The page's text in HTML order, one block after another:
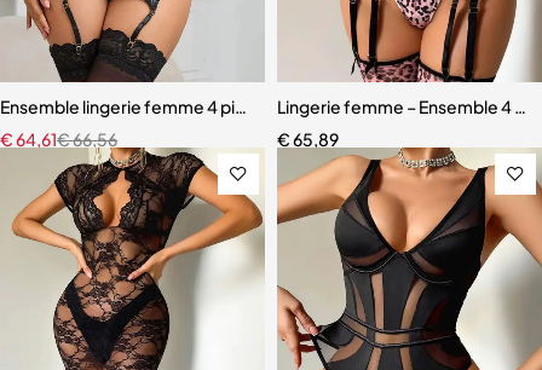
Ensemble lingerie femme 4 pièces – Cuir PU et dentelle respirante
€66,56
€64,61
Lingerie femme – Ensemble 4
€65,89